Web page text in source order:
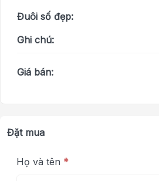
Đuôi số đẹp:
Ghi chú:
Giá bán:
Đặt mua
Họ và tên *